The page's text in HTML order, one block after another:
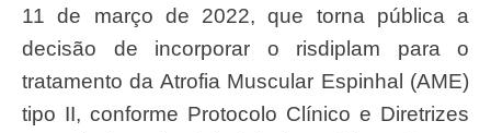
11 de março de 2022, que torna pública a
decisão de incorporar o risdiplam para o
tratamento da Atrofia Muscular Espinhal (AME)
tipo II, conforme Protocolo Clínico e Diretrizes